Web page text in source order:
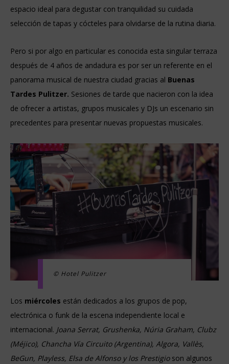
espacio ideal para degustar con tranquilidad su cuidada
selección de tapas y cócteles para olvidarse de la rutina diaria.
Pero si por algo en particular es conocida esta singular terraza
después de 4 años de andadura es por ser un referente en el
panorama musical de nuestra ciudad gracias al Buenas
Tardes Pulitzer. Sesiones de tarde que nacieron con la idea
de ofrecer a artistas, grupos musicales y DJs un escenario sin
precedentes para presentar nuevas propuestas musicales.
© Hotel Pulitzer
Los miércoles están dedicados a los grupos de pop,
electrónica o funk de la escena independiente local e
internacional. Joana Serrat, Grushenka, Núria Graham, Clubz
(Méjico), Chancha Vía Circuito (Argentina), Algora, Vallès,
BeGun, Playless, Elsa de Alfonso y los Prestigioson algunos